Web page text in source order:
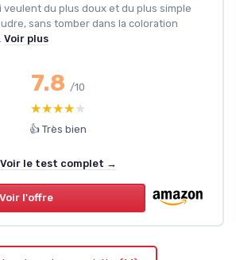
veulent du plus doux et du plus simple
sans tomber dans la coloration
Voir plus
7.8 /10
★★★★★
★★★★★
👍 Très bien
Voir le test complet →
Voir l'offre